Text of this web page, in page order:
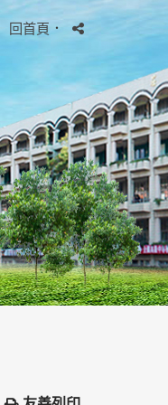
回首頁．